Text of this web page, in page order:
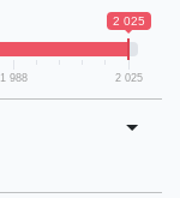
2 025
1 988 2 025